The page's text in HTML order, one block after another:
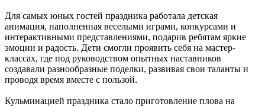
Для самых юных гостей праздника работала детская
анимация, наполненная веселыми играми, конкурсами и
интерактивными представлениями, подарив ребятам яркие
эмоции и радость. Дети смогли проявить себя на мастер-
классах, где под руководством опытных наставников
создавали разнообразные поделки, развивая свои таланты и
проводя время вместе с пользой.
Кульминацией праздника стало приготовление плова на